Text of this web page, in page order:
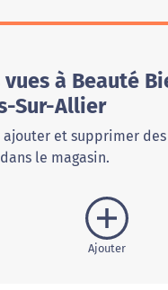
à Beauté
Sur-Allier
ajouter et supprimer
le magasin.
Ajouter